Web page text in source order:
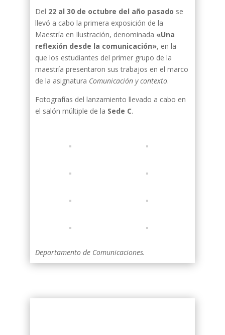
Del 22 al 30 de octubre del año pasado se
llevó a cabo la primera exposición de la
Maestría en Ilustración, denominada «Una
reflexión desde la comunicación», en la
que los estudiantes del primer grupo de la
maestría presentaron sus trabajos en el marco
de la asignatura Comunicación y contexto.
Fotografías del lanzamiento llevado a cabo en
el salón múltiple de la Sede C.
Departamento de Comunicaciones.